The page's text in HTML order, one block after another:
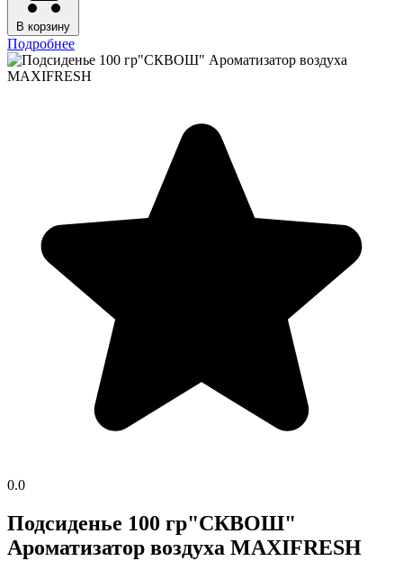
В корзину
Подробнее
0.0
Подсиденье 100 гр"СКВОШ"
Ароматизатор воздуха MAXIFRESH